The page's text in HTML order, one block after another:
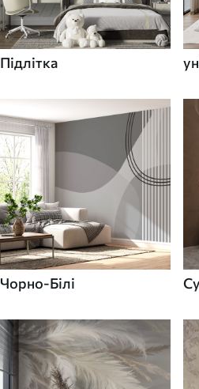
Підлітка
Чорно-Білі